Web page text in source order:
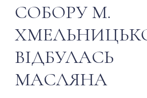
СОБОРУ М.
ВІДБУЛАСЬ
МАСЛЯНА